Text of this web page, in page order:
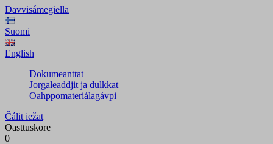
Davvisámegiella
Suomi
English
Dokumeanttat
Jorgaleaddjit ja dulkkat
Oahppomateriálagávpi
Čálit iežat
Oasttuskore
0